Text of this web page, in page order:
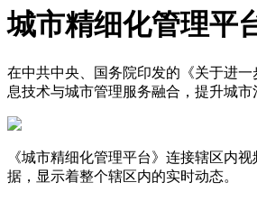
城市精细化管理平
在中共中央、国务院印发的《关于进
息技术与城市管理服务融合，提升城
《城市精细化管理平台》连接辖区内
据，显示着整个辖区内的实时动态。